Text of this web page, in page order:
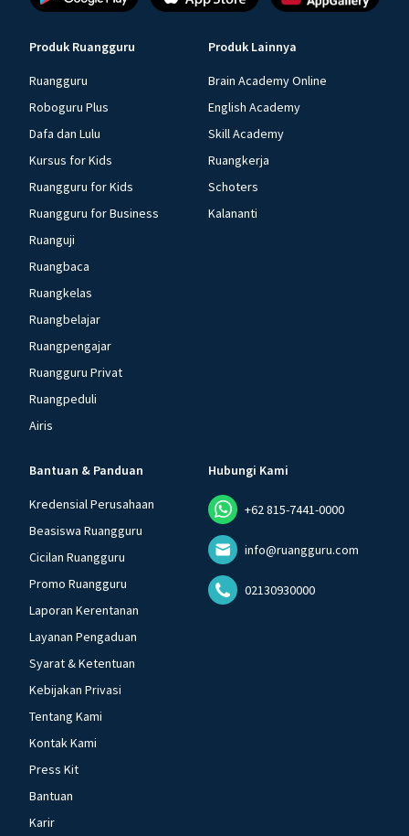
Produk Ruangguru
Ruangguru
Roboguru Plus
Dafa dan Lulu
Kursus for Kids
Ruangguru for Kids
Ruangguru for Business
Ruanguji
Ruangbaca
Ruangkelas
Ruangbelajar
Ruangpengajar
Ruangguru Privat
Ruangpeduli
Airis
Produk Lainnya
Brain Academy Online
English Academy
Skill Academy
Ruangkerja
Schoters
Kalananti
Bantuan & Panduan
Kredensial Perusahaan
Beasiswa Ruangguru
Cicilan Ruangguru
Promo Ruangguru
Laporan Kerentanan
Layanan Pengaduan
Syarat & Ketentuan
Kebijakan Privasi
Tentang Kami
Kontak Kami
Press Kit
Bantuan
Karir
Hubungi Kami
+62 815-7441-0000
info@ruangguru.com
02130930000